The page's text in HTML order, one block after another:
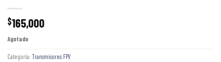
$165,000
Agotado
Categoría: Transmisores FPV